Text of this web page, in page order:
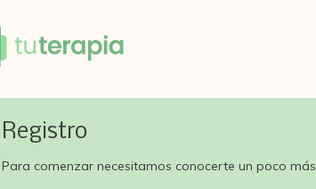
Registro
Para comenzar necesitamos conocerte un poco más